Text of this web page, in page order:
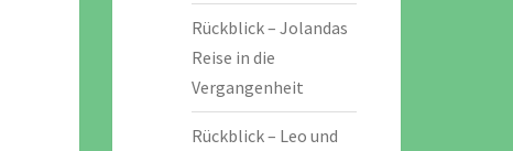
Rückblick – Jolandas
Reise in die
Vergangenheit
Rückblick – Leo und